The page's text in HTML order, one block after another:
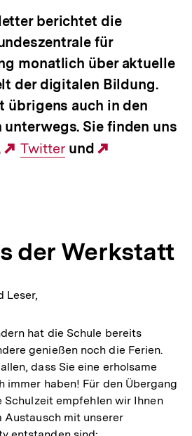
berichtet die
für
monatlich über aktuelle
der digitalen Bildung.
übrigens auch in den
unterwegs. Sie finden uns
Externer
Twitterund
der Werkstatt
Leser,
hat die Schule bereits
genießen noch die Ferien.
dass Sie eine erholsame
immer haben! Für den Übergang
Schulzeit empfehlen wir Ihnen
Austausch mit unserer